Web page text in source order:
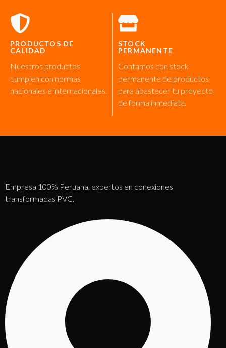
PRODUCTOS DE
CALIDAD
Nuestros productos
cumplen con normas
nacionales e internacionales.
STOCK
PERMANENTE
Contamos con stock
permanente de productos
para abastecer tu proyecto
de forma inmediata.
Empresa 100% Peruana, expertos en conexiones
transformadas PVC.